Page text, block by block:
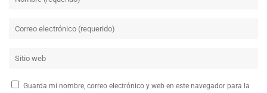
Guarda mi nombre, correo electrónico y web en este navegador para la